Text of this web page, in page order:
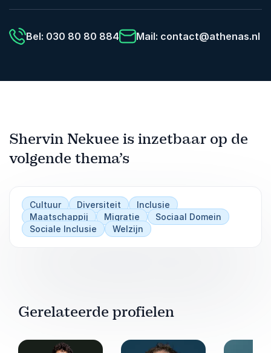
Bel: 030 80 80 884 Mail: contact@athenas.nl
Shervin Nekuee is inzetbaar op de
volgende thema’s
Cultuur Diversiteit
Inclusie
Maatschappij
Migratie
Sociaal Domein
Sociale Inclusie
Welzijn
Gerelateerde profielen